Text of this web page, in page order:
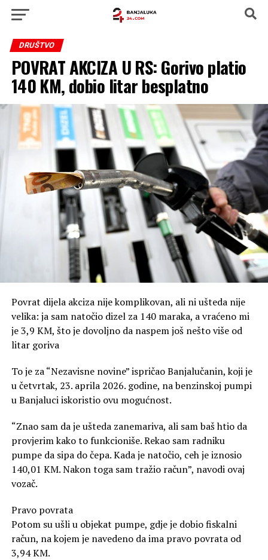
DRUŠTVO
POVRAT AKCIZA U RS: Gorivo platio
140 KM, dobio litar besplatno
Povrat dijela akciza nije komplikovan, ali ni ušteda nije
velika: ja sam natočio dizel za 140 maraka, a vraćeno mi
je 3,9 KM, što je dovoljno da naspem još nešto više od
litar goriva
To je za “Nezavisne novine” ispričao Banjalučanin, koji je
u četvrtak, 23. aprila 2026. godine, na benzinskoj pumpi
u Banjaluci iskoristio ovu mogućnost.
“Znao sam da je ušteda zanemariva, ali sam baš htio da
provjerim kako to funkcioniše. Rekao sam radniku
pumpe da sipa do čepa. Kada je natočio, ceh je iznosio
140,01 KM. Nakon toga sam tražio račun”, navodi ovaj
vozač.
Pravo povrata
Potom su ušli u objekat pumpe, gdje je dobio fiskalni
račun, na kojem je navedeno da ima pravo povrata od
3,94 KM.